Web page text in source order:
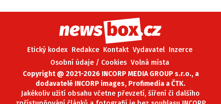
Etický kodex Redakce Kontakt Vydavatel Inzerce
Osobní údaje / Cookies Volná místa
Copyright @ 2021-2026 INCORP MEDIA GROUP s.r.o., a
dodavatelé INCORP images, Profimedia a ČTK.
Jakékoliv užití obsahu včetne převzetí, šíření či dalšího